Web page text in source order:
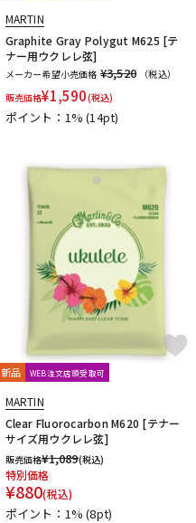
MARTIN
Graphite Gray Polygut M625 [テ
ナー用ウクレレ弦]
メーカー希望小売価格 ¥3,520
（税込）
販売価格¥1,590(税込)
ポイント：1%(14pt)
新品 WEB注文店頭受取可
MARTIN
Clear Fluorocarbon M620 [テナー
サイズ用ウクレレ弦]
販売価格¥1,089(税込)
特別価格
¥880(税込)
ポイント：1%(8pt)